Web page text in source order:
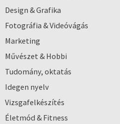
Design & Grafika
Fotográfia & Videóvágás
Marketing
Művészet & Hobbi
Tudomány, oktatás
Idegen nyelv
Vizsgafelkészítés
Életmód & Fitness